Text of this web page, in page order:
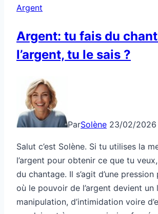
Argent
Argent: tu fais du
l’argent, tu le sais ?
ParSolène 23/02/2026
Salut c’est Solène. Si tu utilises la
l’argent pour obtenir ce que tu
du chantage. Il s’agit d’une
où le pouvoir de l’argent devient un
manipulation, d’intimidation voire